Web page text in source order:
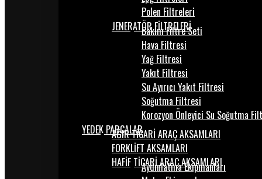
Polen Filtreleri
JENERATÖR FİLTRELERİ
Bakım Filtre Seti
Hava Filtresi
Yağ Filtresi
Yakıt Filtresi
Su Ayırıcı Yakıt Filtresi
Soğutma Filtresi
Korozyon Önleyici Su Soğutma
YEDEK PARÇALARAĞIR TİCARİ ARAÇ AKSAMLARI
FORKLİFT AKSAMLARI
HAFİF TİCARİ ARAÇ AKSAMLARI
Aydınlatma Ekipmanları